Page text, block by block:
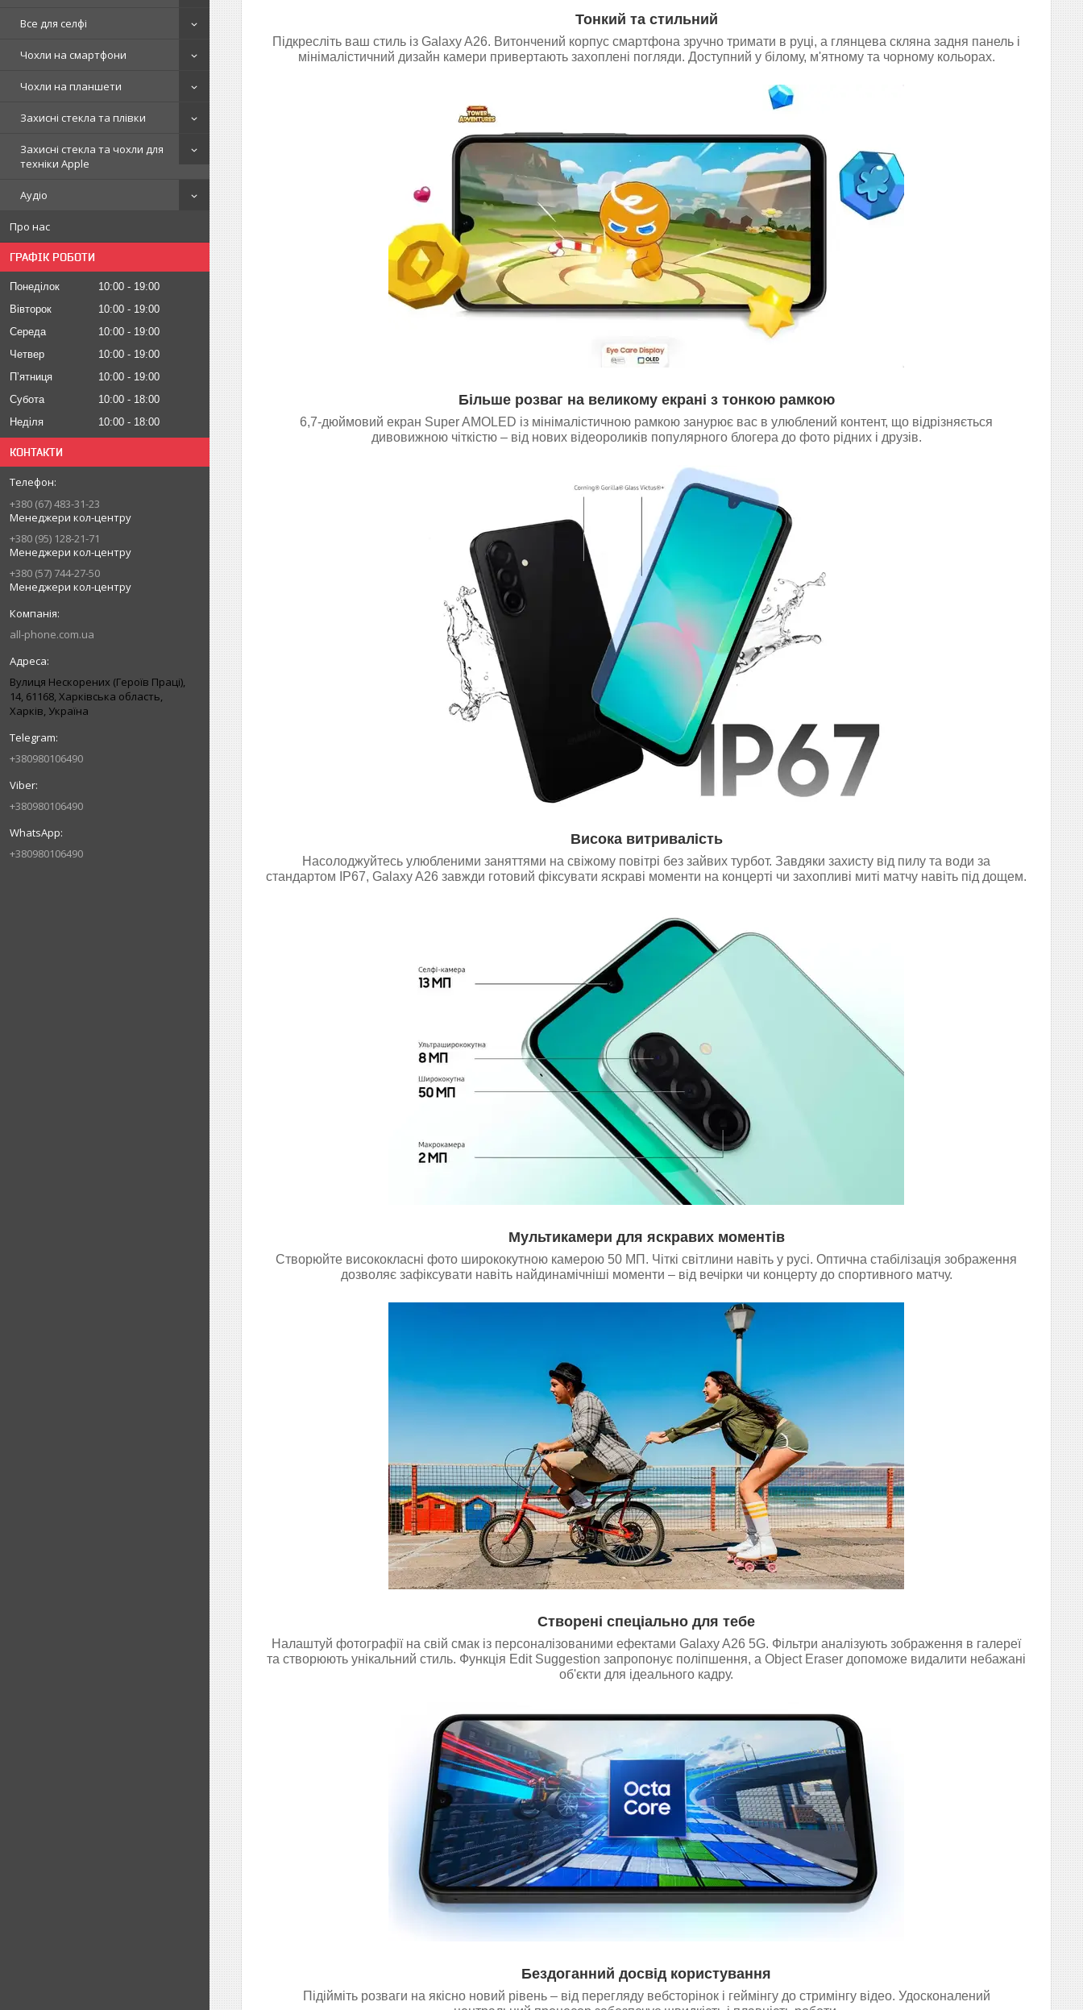
Все для селфі
Чохли на смартфони
Чохли на планшети
Захисні стекла та плівки
Захисні стекла та чохли для
техніки Apple
Аудіо
Про нас
ГРАФІК РОБОТИ
Понеділок 10:00
19:00
Вівторок
10:00
19:00
Середа
10:00
19:00
Четвер
10:00
19:00
Пʼятниця
10:00
19:00
Субота
10:00
18:00
Неділя
10:00 18:00
КОНТАКТИ
+380 (67) 483-31-23
Менеджери кол-центру
+380 (95) 128-21-71
Менеджери кол-центру
+380 (57) 744-27-50
Менеджери кол-центру
all-phone.com.ua
Вулиця Нескорених (Героїв Праці),
14, 61168, Харківська область,
Харків, Україна
+380980106490
+380980106490
+380980106490
Тонкий та стильний
Підкресліть ваш стиль із Galaxy A26. Витончений корпус смартфона зручно тримати в руці, а глянцева скляна задня панель і
мінімалістичний дизайн камери привертають захоплені погляди. Доступний у білому, м'ятному та чорному кольорах.
Більше розваг на великому екрані з тонкою рамкою
6,7-дюймовий екран Super AMOLED із мінімалістичною рамкою занурює вас в улюблений контент, що відрізняється
дивовижною чіткістю – від нових відеороликів популярного блогера до фото рідних і друзів.
Висока витривалість
Насолоджуйтесь улюбленими заняттями на свіжому повітрі без зайвих турбот. Завдяки захисту від пилу та води за
стандартом IP67, Galaxy A26 завжди готовий фіксувати яскраві моменти на концерті чи захопливі миті матчу навіть під дощем.
Мультикамери для яскравих моментів
Створюйте висококласні фото ширококутною камерою 50 МП. Чіткі світлини навіть у русі. Оптична стабілізація зображення
дозволяє зафіксувати навіть найдинамічніші моменти – від вечірки чи концерту до спортивного матчу.
Створені спеціально для тебе
Налаштуй фотографії на свій смак із персоналізованими ефектами Galaxy A26 5G. Фільтри аналізують зображення в галереї
та створюють унікальний стиль. Функція Edit Suggestion запропонує поліпшення, а Object Eraser допоможе видалити небажані
об'єкти для ідеального кадру.
Бездоганний досвід користування
Підійміть розваги на якісно новий рівень – від перегляду вебсторінок і геймінгу до стримінгу відео. Удосконалений